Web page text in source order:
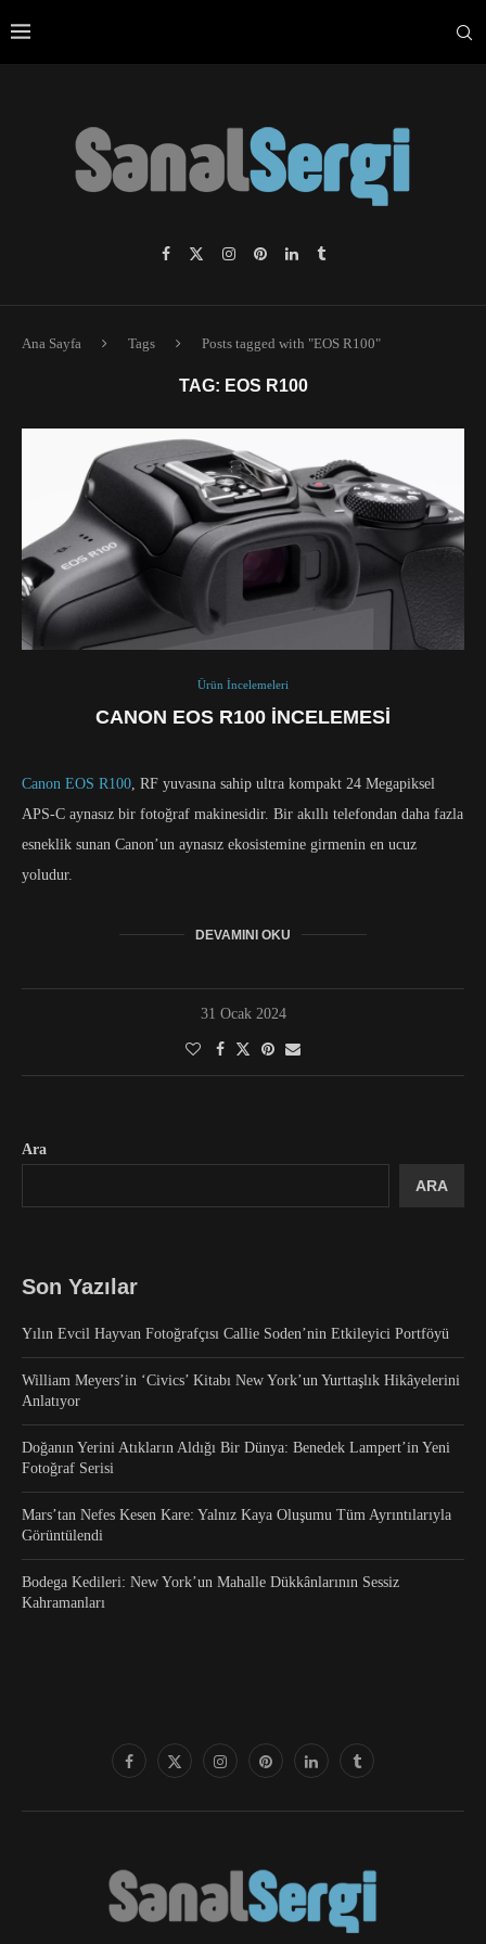
Ana Sayfa Tags Posts tagged with "EOS R100"
TAG: EOS R100
Ürün İncelemeleri
CANON EOS R100 INCELEMESI
Canon EOS R100, RF yuvasına sahip ultra kompakt 24 Megapiksel
APS-C aynasız bir fotoğraf makinesidir. Bir akıllı telefondan daha fazla
esneklik sunan Canon’un aynasız ekosistemine girmenin en ucuz
yoludur.
DEVAMINI OKU
31 Ocak 2024
Ara
ARA
Son Yazılar
Yılın Evcil Hayvan Fotoğrafçısı Callie Soden’nin Etkileyici Portföyü
William Meyers’in ‘Civics’ Kitabı New York’un Yurttaşlık Hikâyelerini
Anlatıyor
Doğanın Yerini Atıkların Aldığı Bir Dünya: Benedek Lampert’in Yeni
Fotoğraf Serisi
Mars’tan Nefes Kesen Kare: Yalnız Kaya Oluşumu Tüm Ayrıntılarıyla
Görüntülendi
Bodega Kedileri: New York’un Mahalle Dükkânlarının Sessiz
Kahramanları